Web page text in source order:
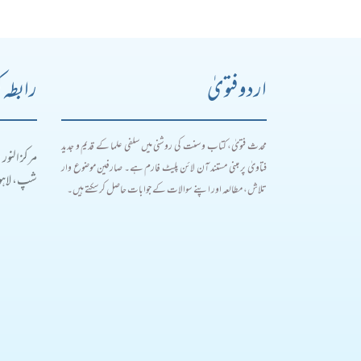
اردو فتویٰ
محدث فتویٰ، کتاب و سنت کی روشنی میں سلفی علما کے قدیم و جدید
فتاویٰ پر مبنی مستند آن لائن پلیٹ فارم ہے۔ صارفین موضوع وار
تلاش، مطالعہ اور اپنے سوالات کے جوابات حاصل کر سکتے ہیں۔
مرکز
شپ،